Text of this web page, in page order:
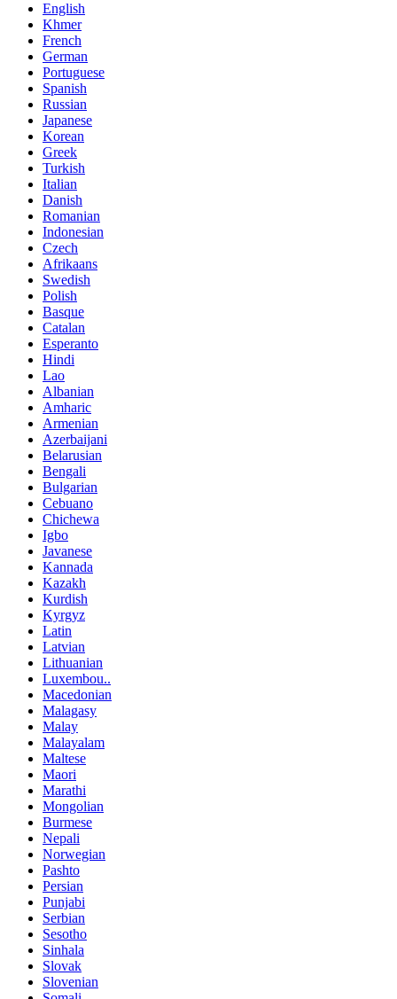
English
Khmer
French
German
Portuguese
Spanish
Russian
Japanese
Korean
Greek
Turkish
Italian
Danish
Romanian
Indonesian
Czech
Afrikaans
Swedish
Polish
Basque
Catalan
Esperanto
Hindi
Lao
Albanian
Amharic
Armenian
Azerbaijani
Belarusian
Bengali
Bulgarian
Cebuano
Chichewa
Igbo
Javanese
Kannada
Kazakh
Kurdish
Kyrgyz
Latin
Latvian
Lithuanian
Luxembou..
Macedonian
Malagasy
Malay
Malayalam
Maltese
Maori
Marathi
Mongolian
Burmese
Nepali
Norwegian
Pashto
Persian
Punjabi
Serbian
Sesotho
Sinhala
Slovak
Slovenian